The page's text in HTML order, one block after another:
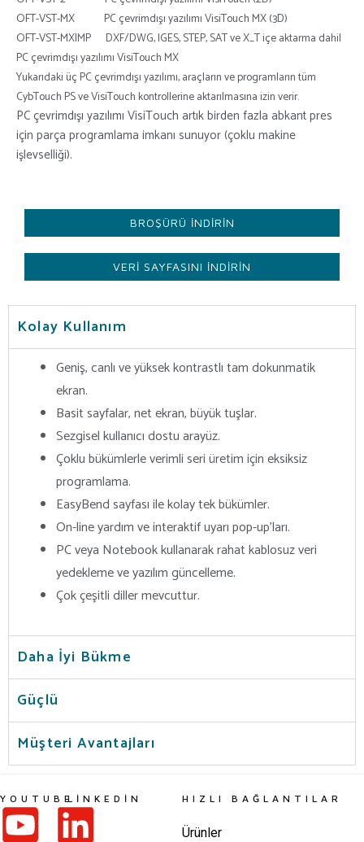
OFT-VST-MX PC çevrimdışı yazılımı VisiTouch MX (3D)
OFT-VST-MXIMP DXF/DWG, IGES, STEP, SAT ve X_T içe aktarma dahil
PC çevrimdışı yazılımı VisiTouch MX
Yukarıdaki üç PC çevrimdışı yazılımı, araçların ve programların tüm
CybTouch PS ve VisiTouch kontrollerine aktarılmasına izin verir.
PC çevrimdışı yazılımı VisiTouch artık birden fazla abkant pres
için parça programlama imkanı sunuyor (çoklu makine
işlevselliği).
BROŞÜRÜ INDIRIN
VERI SAYFASINI INDIRIN
Kolay Kullanım
Geniş, canlı ve yüksek kontrastlı tam dokunmatik
ekran.
Basit sayfalar, net ekran, büyük tuşlar.
Sezgisel kullanıcı dostu arayüz.
Çoklu bükümlerle verimli seri üretim için eksiksiz
programlama.
EasyBend sayfası ile kolay tek bükümler.
On-line yardım ve interaktif uyarı pop-up’ları.
PC veya Notebook kullanarak rahat kablosuz veri
yedekleme ve yazılım güncelleme.
Çok çeşitli diller mevcuttur.
Daha İyi Bükme
Güçlü
Müşteri Avantajları
HIZLI BAĞLANTILAR
Ürünler
YOUTUBELINKEDIN